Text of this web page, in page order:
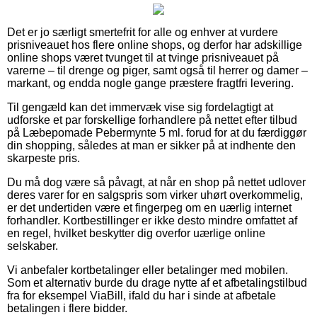
Det er jo særligt smertefrit for alle og enhver at vurdere
prisniveauet hos flere online shops, og derfor har adskillige
online shops været tvunget til at tvinge prisniveauet på
varerne – til drenge og piger, samt også til herrer og damer –
markant, og endda nogle gange præstere fragtfri levering.
Til gengæld kan det immervæk vise sig fordelagtigt at
udforske et par forskellige forhandlere på nettet efter tilbud
på Læbepomade Pebermynte 5 ml. forud for at du færdiggør
din shopping, således at man er sikker på at indhente den
skarpeste pris.
Du må dog være så påvagt, at når en shop på nettet udlover
deres varer for en salgspris som virker uhørt overkommelig,
er det undertiden være et fingerpeg om en uærlig internet
forhandler. Kortbestillinger er ikke desto mindre omfattet af
en regel, hvilket beskytter dig overfor uærlige online
selskaber.
Vi anbefaler kortbetalinger eller betalinger med mobilen.
Som et alternativ burde du drage nytte af et afbetalingstilbud
fra for eksempel ViaBill, ifald du har i sinde at afbetale
betalingen i flere bidder.